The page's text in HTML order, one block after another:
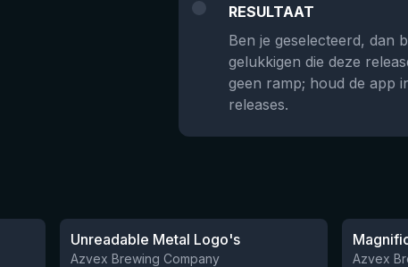
RESULTAAT
Ben je geselecteerd, dan
gelukkigen die deze
geen ramp; houd de app
releases.
Unreadable Metal Logo's
Azvex Brewing Company Azvex